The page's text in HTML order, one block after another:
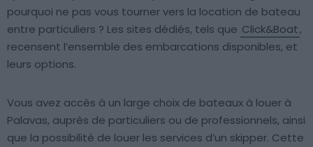
pourquoi ne pas vous tourner vers la location de bateau
entre particuliers ? Les sites dédiés, tels que Click&Boat,
recensent l’ensemble des embarcations disponibles, et
leurs options.
Vous avez accès à un large choix de bateaux à louer à
Palavas, auprès de particuliers ou de professionnels, ainsi
que la possibilité de louer les services d’un skipper. Cette